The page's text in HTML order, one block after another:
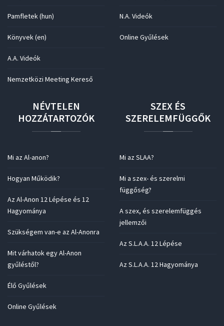
Pamfletek (hun)
Könyvek (en)
A.A. Videók
Nemzetközi Meeting Kereső
N.A. Videók
Online Gyűlések
NÉVTELEN
HOZZÁTARTOZÓK
Mi az Al-anon?
Hogyan Működik?
Az Al-Anon 12 Lépése és 12
Hagyománya
Szükségem van-e az Al-Anonra
Mit várhatok egy Al-Anon
gyűléstől?
Élő Gyűlések
Online Gyűlések
SZEX ÉS
SZERELEMFÜGGŐK
Mi az SLAA?
Mi a szex- és szerelmi
függőség?
A szex, és szerelemfüggés
jellemzői
Az S.L.A.A. 12 Lépése
Az S.L.A.A. 12 Hagyománya